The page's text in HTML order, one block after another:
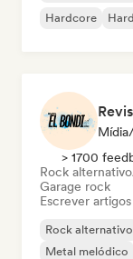
Hardcore
> 1700
Rock alternativo
Garage rock
Escrever artigos
Rock alternativo
Metal melódico